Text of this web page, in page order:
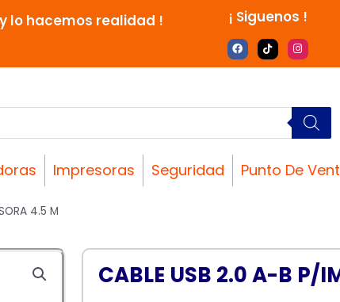
lo hacemos realidad ! ¡ Siguenos !
F
a
o
T
i
k
I
n
g
a
m
Impresoras Seguridad Punto De
4.5 M
CABLE USB 2.0 A-B P/